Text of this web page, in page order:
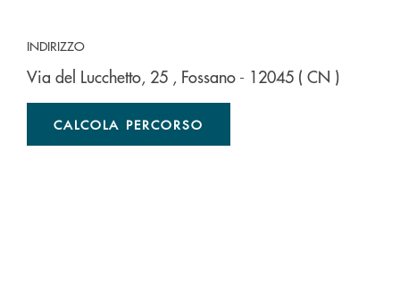
INDIRIZZO
Via del Lucchetto, 25 , Fossano - 12045 ( CN )
CALCOLA PERCORSO